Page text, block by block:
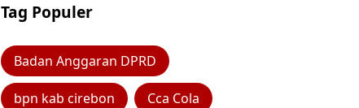
Tag Populer
Badan Anggaran DPRD
bpn kab cirebon Cca Cola